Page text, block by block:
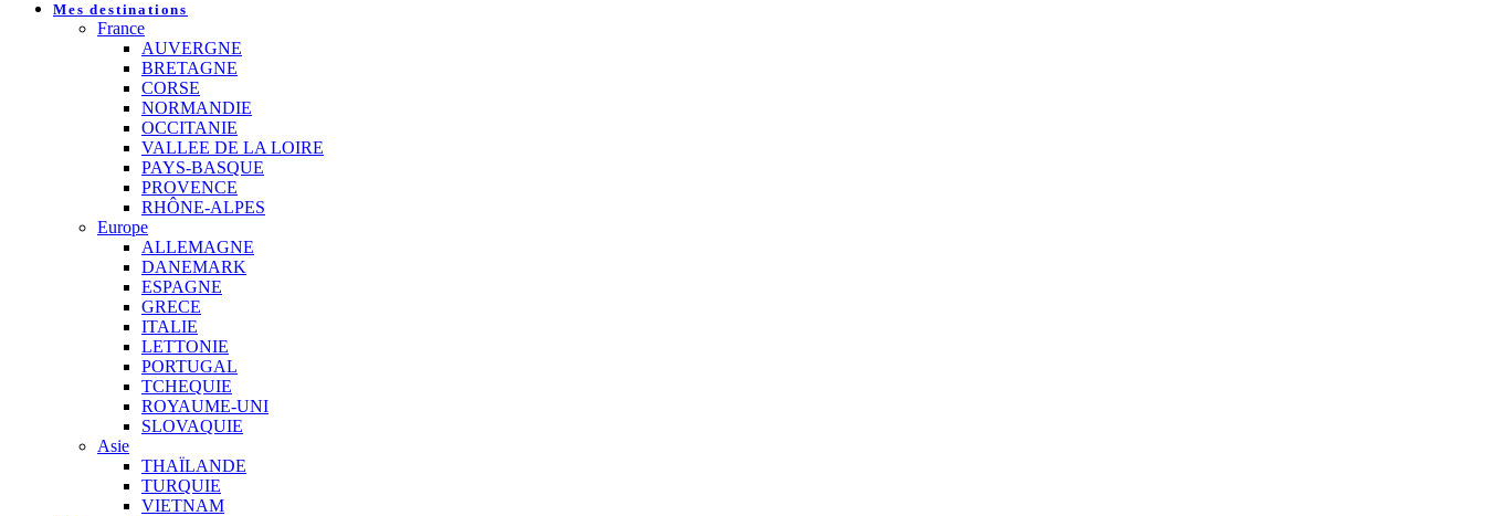
Mes destinations
France
AUVERGNE
BRETAGNE
CORSE
NORMANDIE
OCCITANIE
VALLEE DE LA LOIRE
PAYS-BASQUE
PROVENCE
RHÔNE-ALPES
Europe
ALLEMAGNE
DANEMARK
ESPAGNE
GRECE
ITALIE
LETTONIE
PORTUGAL
TCHEQUIE
ROYAUME-UNI
SLOVAQUIE
Asie
THAÏLANDE
TURQUIE
VIETNAM